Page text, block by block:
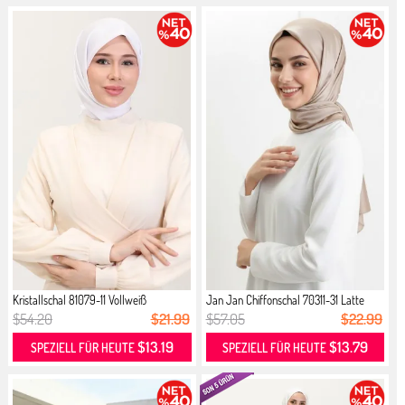
Kristallschal 81079-11 Vollweiß
$54.20 $21.99
SPEZIELL FÜR HEUTE$13.19
Jan Jan Chiffonschal 70311-31 Latte
$57.05 $22.99
SPEZIELL FÜR HEUTE$13.79